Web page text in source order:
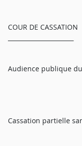
COUR DE CASSATION
Audience publique
Cassation partielle